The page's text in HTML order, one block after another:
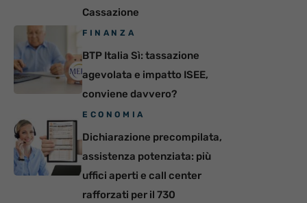
Cassazione
FINANZA
BTP Italia Sì: tassazione
agevolata e impatto ISEE,
conviene davvero?
ECONOMIA
Dichiarazione precompilata,
assistenza potenziata: più
uffici aperti e call center
rafforzati per il 730